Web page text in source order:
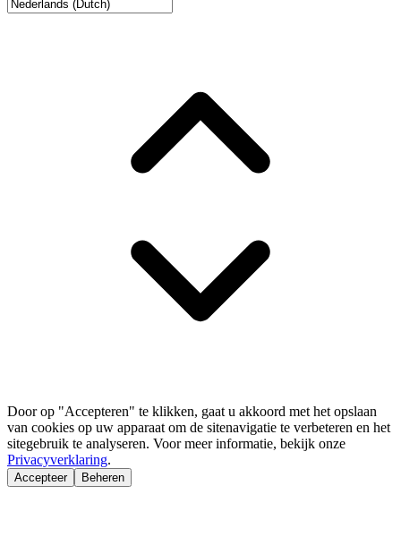
Door op "Accepteren" te klikken, gaat u akkoord met het opslaan
van cookies op uw apparaat om de sitenavigatie te verbeteren en het
sitegebruik te analyseren. Voor meer informatie, bekijk onze
Privacyverklaring.
Accepteer Beheren